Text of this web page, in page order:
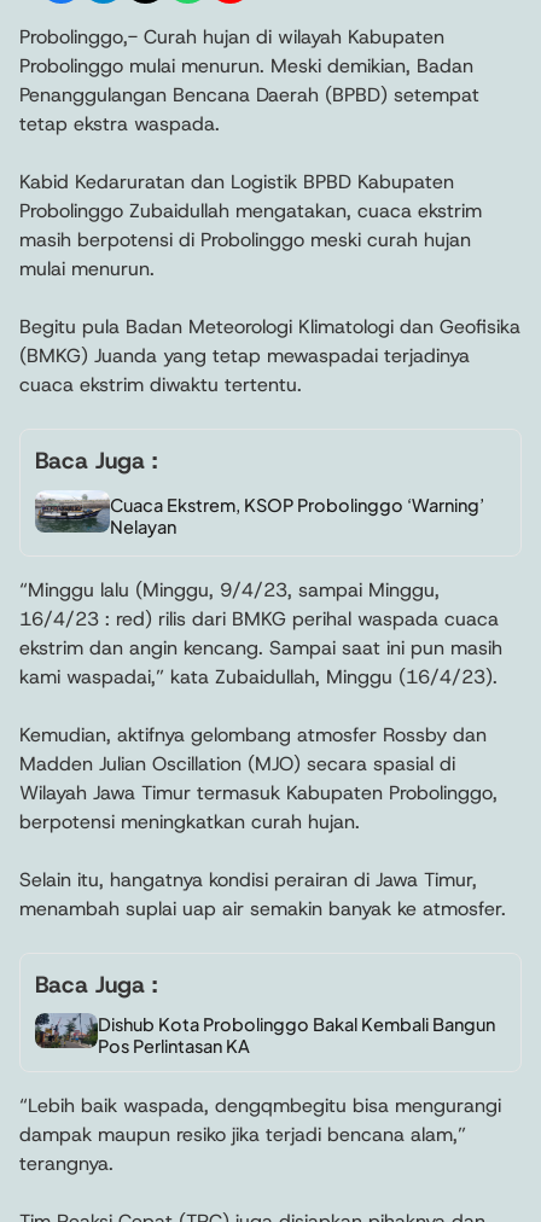
Probolinggo,- Curah hujan di wilayah Kabupaten
Probolinggo mulai menurun. Meski demikian, Badan
Penanggulangan Bencana Daerah (BPBD) setempat
tetap ekstra waspada.
Kabid Kedaruratan dan Logistik BPBD Kabupaten
Probolinggo Zubaidullah mengatakan, cuaca ekstrim
masih berpotensi di Probolinggo meski curah hujan
mulai menurun.
Begitu pula Badan Meteorologi Klimatologi dan Geofisika
(BMKG) Juanda yang tetap mewaspadai terjadinya
cuaca ekstrim diwaktu tertentu.
Baca Juga :
Cuaca Ekstrem, KSOP Probolinggo ‘Warning’
Nelayan
“Minggu lalu (Minggu, 9/4/23, sampai Minggu,
16/4/23 : red) rilis dari BMKG perihal waspada cuaca
ekstrim dan angin kencang. Sampai saat ini pun masih
kami waspadai,” kata Zubaidullah, Minggu (16/4/23).
Kemudian, aktifnya gelombang atmosfer Rossby dan
Madden Julian Oscillation (MJO) secara spasial di
Wilayah Jawa Timur termasuk Kabupaten Probolinggo,
berpotensi meningkatkan curah hujan.
Selain itu, hangatnya kondisi perairan di Jawa Timur,
menambah suplai uap air semakin banyak ke atmosfer.
Baca Juga :
Dishub Kota Probolinggo Bakal Kembali Bangun
Pos Perlintasan KA
“Lebih baik waspada, dengqmbegitu bisa mengurangi
dampak maupun resiko jika terjadi bencana alam,”
terangnya.